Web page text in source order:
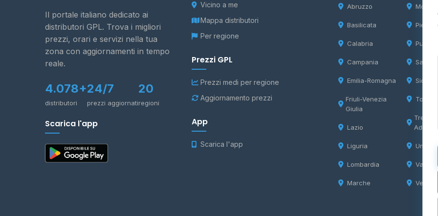
Il portale italiano dedicato ai
distributori GPL. Trova i migliori
prezzi, orari e servizi nella tua
zona con aggiornamenti in tempo
reale.
4.078+
distributori
24/7
prezzi aggiornati
20
regioni
Scarica l'app
Vicino a me
Mappa distributori
Per regione
Prezzi GPL
Prezzi medi per regione
Aggiornamento prezzi
App
Scarica l'app
Abruzzo
Basilicata
Calabria
Campania
Emilia-Romagna
Friuli-Venezia
Giulia
Lazio
Liguria
Lombardia
Marche
Molise
Puglia
Sicilia
Toscana
Adige
Umbria
Valle
Veneto